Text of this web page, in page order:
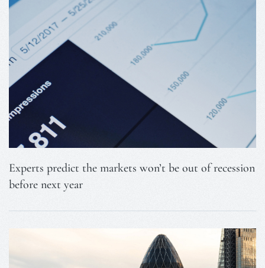
Experts predict the markets won’t be out of recession
before next year